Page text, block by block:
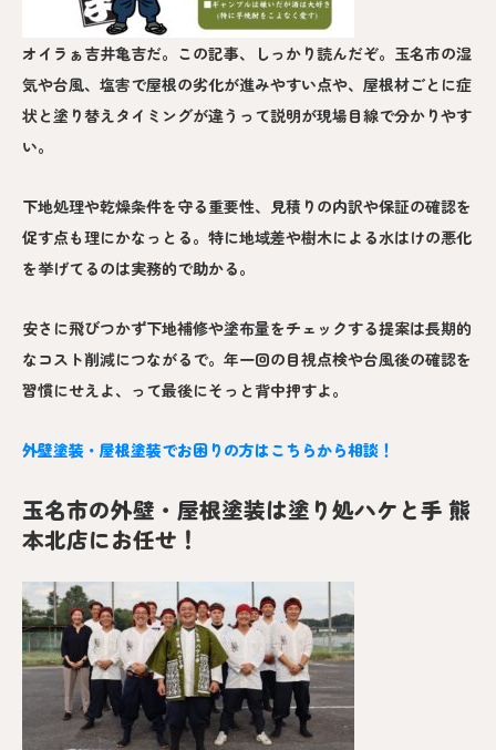
オイラぁ吉井亀吉だ。この記事、しっかり読んだぞ。玉名市の湿
気や台風、塩害で屋根の劣化が進みやすい点や、屋根材ごとに症
状と塗り替えタイミングが違うって説明が現場目線で分かりやす
い。
下地処理や乾燥条件を守る重要性、見積りの内訳や保証の確認を
促す点も理にかなっとる。特に地域差や樹木による水はけの悪化
を挙げてるのは実務的で助かる。
安さに飛びつかず下地補修や塗布量をチェックする提案は長期的
なコスト削減につながるで。年一回の目視点検や台風後の確認を
習慣にせえよ、って最後にそっと背中押すよ。
外壁塗装・屋根塗装でお困りの方はこちらから相談！
玉名市の外壁・屋根塗装は塗り処ハケと手 熊
本北店にお任せ！